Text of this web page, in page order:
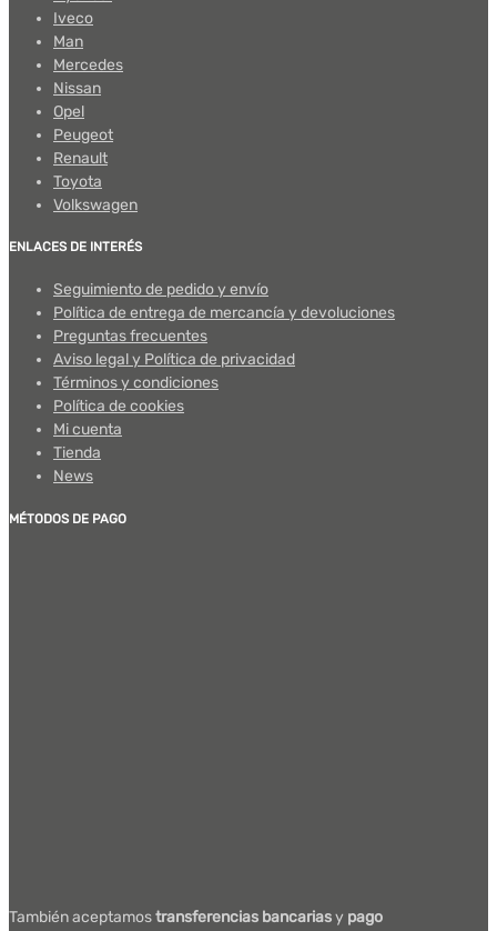
Iveco
Man
Mercedes
Nissan
Opel
Peugeot
Renault
Toyota
Volkswagen
ENLACES DE INTERÉS
Seguimiento de pedido y envío
Política de entrega de mercancía y devoluciones
Preguntas frecuentes
Aviso legal y Política de privacidad
Términos y condiciones
Política de cookies
Mi cuenta
Tienda
News
MÉTODOS DE PAGO
También aceptamostransferencias bancariasy pago